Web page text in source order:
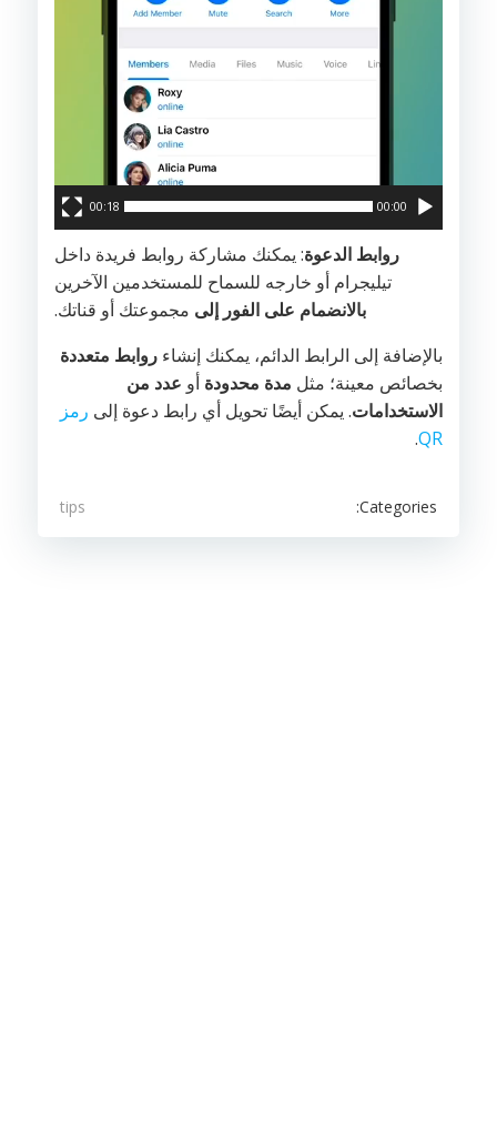
00:00
00:18
روابط الدعوة: يمكنك مشاركة روابط فريدة داخل
تيليجرام أو خارجه للسماح للمستخدمين الآخرين
بالانضمام على الفور إلى مجموعتك أو قناتك.
بالإضافة إلى الرابط الدائم، يمكنك إنشاء روابط متعددة
بخصائص معينة؛ مثل مدة محدودة أو عدد من
الاستخدامات. يمكن أيضًا تحويل أي رابط دعوة إلى رمز
QR
.
Categories:
tips